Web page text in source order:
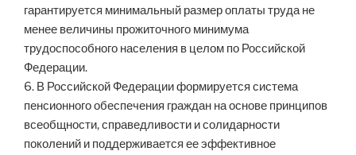
гарантируется минимальный размер оплаты труда не
менее величины прожиточного минимума
трудоспособного населения в целом по Российской
Федерации.
6. В Российской Федерации формируется система
пенсионного обеспечения граждан на основе принципов
всеобщности, справедливости и солидарности
поколений и поддерживается ее эффективное